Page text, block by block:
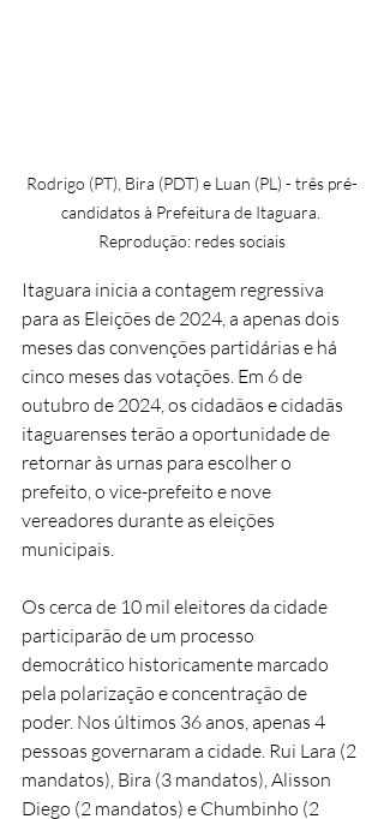
Rodrigo (PT), Bira (PDT) e Luan (PL) - três pré-
candidatos à Prefeitura de Itaguara.
Reprodução: redes sociais
Itaguara inicia a contagem regressiva
para as Eleições de 2024, a apenas dois
meses das convenções partidárias e há
cinco meses das votações. Em 6 de
outubro de 2024, os cidadãos e cidadãs
itaguarenses terão a oportunidade de
retornar às urnas para escolher o
prefeito, o vice-prefeito e nove
vereadores durante as eleições
municipais.
Os cerca de 10 mil eleitores da cidade
participarão de um processo
democrático historicamente marcado
pela polarização e concentração de
poder. Nos últimos 36 anos, apenas 4
pessoas governaram a cidade. Rui Lara (2
mandatos), Bira (3 mandatos), Alisson
Diego (2 mandatos) e Chumbinho (2